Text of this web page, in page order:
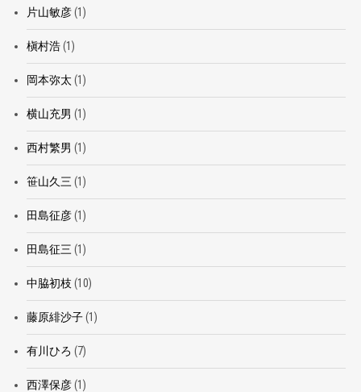
片山敏彦(1)
槇村浩(1)
岡本弥太 (1)
横山充男 (1)
西村繁男 (1)
笹山久三 (1)
田島征彦(1)
田島征三 (1)
中脇初枝 (10)
藤原緋沙子(1)
有川ひろ (7)
西澤保彦(1)